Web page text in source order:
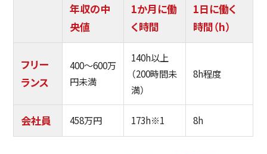
年収の中
央値
1か月に働
く時間
1日に働く
時間（h）
フリー
ランス
400〜600万
円未満
140h以上
（200時間未
満）
8h程度
会社員 458万円 173h※1 8h